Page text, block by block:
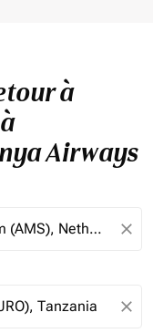
à
Airways
close
close